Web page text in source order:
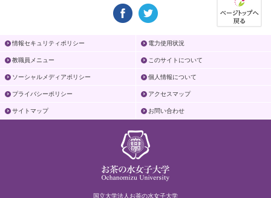
情報セキュリティポリシー 電力使用状況
教職員メニュー このサイトについて
ソーシャルメディアポリシー 個人情報について
プライバシーポリシー アクセスマップ
サイトマップ お問い合わせ
国立大学法人お茶の水女子大学